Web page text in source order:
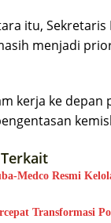
itu,
menjadi
kerja ke depan
Medco Resmi
Transformasi